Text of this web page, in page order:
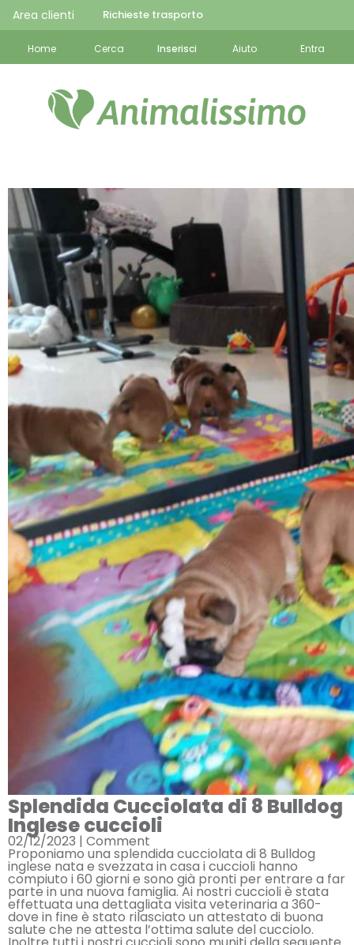
Area clienti Richieste trasporto
Home Cerca Inserisci Aiuto Entra
Splendida Cucciolata di 8 Bulldog
Inglese cuccioli
02/12/2023 | Comment
Proponiamo una splendida cucciolata di 8 Bulldog
inglese nata e svezzata in casa i cuccioli hanno
compiuto i 60 giorni e sono già pronti per entrare a far
parte in una nuova famiglia. Ai nostri cuccioli è stata
effettuata una dettagliata visita veterinaria a 360-
dove in fine è stato rilasciato un attestato di buona
salute che ne attesta l’ottima salute del cucciolo.